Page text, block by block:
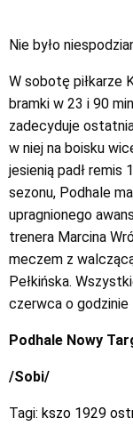
Nie było
W sobotę piłkarze
bramki w 23 i 90
zadecyduje
w niej na boisku
jesienią padł remis
sezonu, Podhale
upragnionego
trenera Marcina
meczem z
Pełkińska.
czerwca o godzinie
Podhale Nowy
/Sobi/
Tagi: kszo 1929